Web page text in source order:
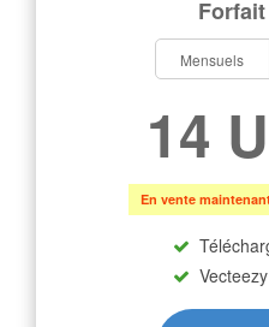
Mensuels
14
En vente